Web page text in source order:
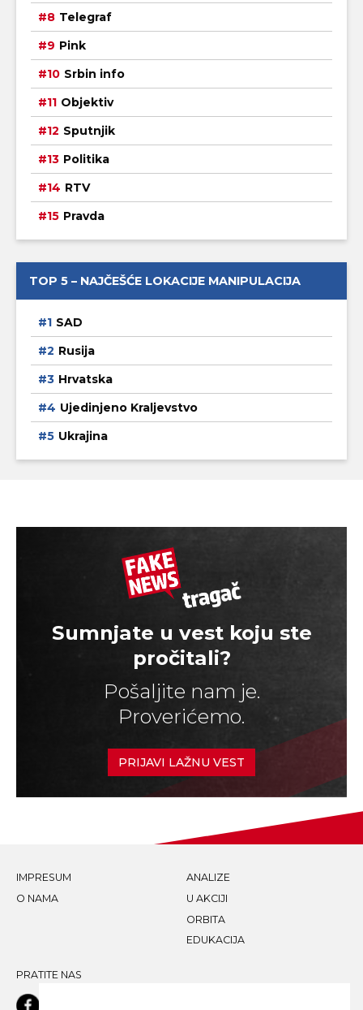
Telegraf
Pink
Srbin info
Objektiv
Sputnjik
Politika
RTV
Pravda
TOP 5 – NAJČEŠĆE LOKACIJE MANIPULACIJA
SAD
Rusija
Hrvatska
Ujedinjeno Kraljevstvo
Ukrajina
Sumnjate u vest koju ste
pročitali?
Pošaljite nam je.
Proverićemo.
PRIJAVI LAŽNU VEST
IMPRESUM
O NAMA
ANALIZE
U AKCIJI
ORBITA
EDUKACIJA
PRATITE NAS